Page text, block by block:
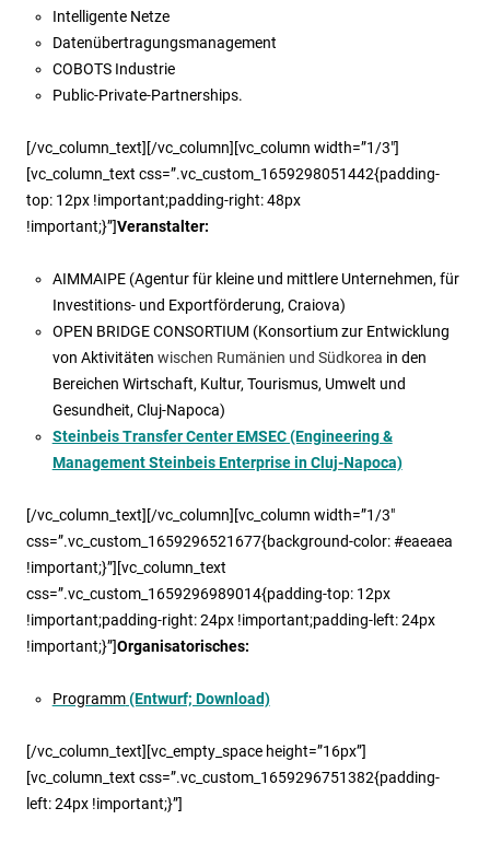
Intelligente Netze
Datenübertragungsmanagement
COBOTS Industrie
Public-Private-Partnerships.
[/vc_column_text][/vc_column][vc_column width=”1/3″]
[vc_column_text css=”.vc_custom_1659298051442{padding-
top: 12px !important;padding-right: 48px
!important;}”]Veranstalter:
AIMMAIPE (Agentur für kleine und mittlere Unternehmen, für
Investitions- und Exportförderung, Craiova)
OPEN BRIDGE CONSORTIUM (Konsortium zur Entwicklung
von Aktivitäten wischen Rumänien und Südkorea in den
Bereichen Wirtschaft, Kultur, Tourismus, Umwelt und
Gesundheit, Cluj-Napoca)
Steinbeis Transfer Center EMSEC (Engineering &
Management Steinbeis Enterprise in Cluj-Napoca)
[/vc_column_text][/vc_column][vc_column width=”1/3″
css=”.vc_custom_1659296521677{background-color: #eaeaea
!important;}”][vc_column_text
css=”.vc_custom_1659296989014{padding-top: 12px
!important;padding-right: 24px !important;padding-left: 24px
!important;}”]Organisatorisches:
Programm(Entwurf; Download)
[/vc_column_text][vc_empty_space height=”16px”]
[vc_column_text css=”.vc_custom_1659296751382{padding-
left: 24px !important;}”]